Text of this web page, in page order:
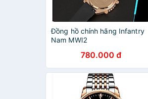
Đồng hồ chính hãng Infantry
Nam MWI2
780.000 đ